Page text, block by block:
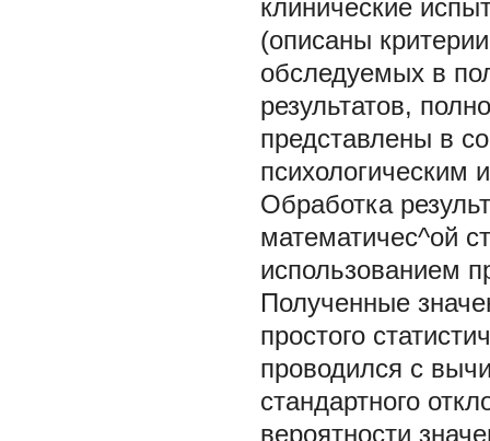
клинические
(описаны
обследуемых в
результатов,
представлены в
психологическим
Обработка
математичес^ой
использованием
Полученные
простого
проводился с
стандартного
вероятности